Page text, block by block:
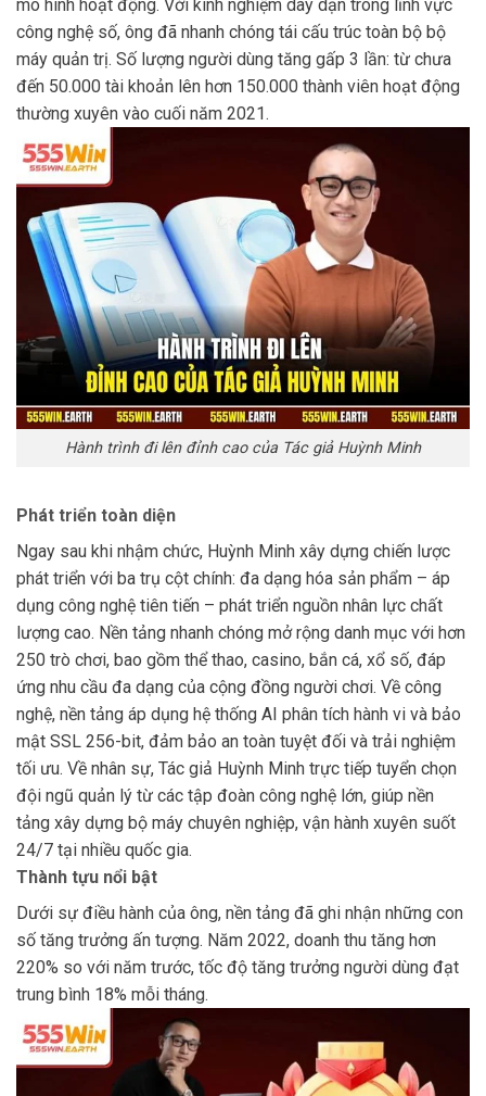
mô hình hoạt động. Với kinh nghiệm dày dạn trong lĩnh vực
công nghệ số, ông đã nhanh chóng tái cấu trúc toàn bộ bộ
máy quản trị. Số lượng người dùng tăng gấp 3 lần: từ chưa
đến 50.000 tài khoản lên hơn 150.000 thành viên hoạt động
thường xuyên vào cuối năm 2021.
Hành trình đi lên đỉnh cao của Tác giả Huỳnh Minh
Phát triển toàn diện
Ngay sau khi nhậm chức, Huỳnh Minh xây dựng chiến lược
phát triển với ba trụ cột chính: đa dạng hóa sản phẩm – áp
dụng công nghệ tiên tiến – phát triển nguồn nhân lực chất
lượng cao. Nền tảng nhanh chóng mở rộng danh mục với hơn
250 trò chơi, bao gồm thể thao, casino, bắn cá, xổ số, đáp
ứng nhu cầu đa dạng của cộng đồng người chơi. Về công
nghệ, nền tảng áp dụng hệ thống AI phân tích hành vi và bảo
mật SSL 256-bit, đảm bảo an toàn tuyệt đối và trải nghiệm
tối ưu. Về nhân sự, Tác giả Huỳnh Minh trực tiếp tuyển chọn
đội ngũ quản lý từ các tập đoàn công nghệ lớn, giúp nền
tảng xây dựng bộ máy chuyên nghiệp, vận hành xuyên suốt
24/7 tại nhiều quốc gia.
Thành tựu nổi bật
Dưới sự điều hành của ông, nền tảng đã ghi nhận những con
số tăng trưởng ấn tượng. Năm 2022, doanh thu tăng hơn
220% so với năm trước, tốc độ tăng trưởng người dùng đạt
trung bình 18% mỗi tháng.